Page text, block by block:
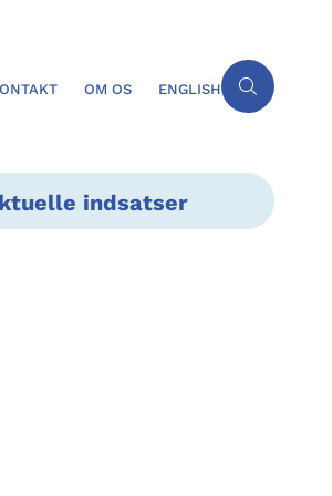
OM OS ENGLISH
indsatser